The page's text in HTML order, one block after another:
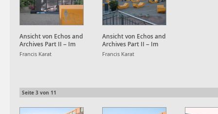
Ansicht von Echos and
Archives Part II – Im
Strudel der Daten und
Francis Karat
Ansicht von Echos and
Archives Part II – Im
Strudel der Daten und
Francis Karat
Seite 3 von 11